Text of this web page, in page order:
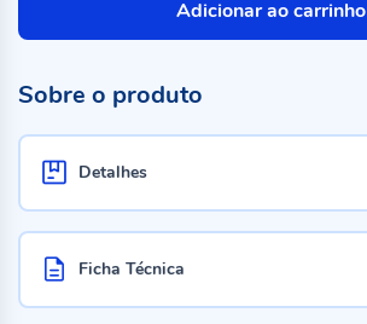
Adicionar ao carrinho
Sobre o produto
Detalhes
Ficha Técnica